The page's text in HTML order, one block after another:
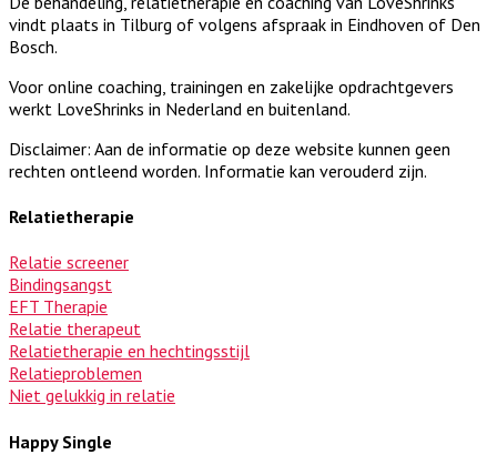
vindt plaats in Tilburg of volgens afspraak in Eindhoven of Den
Bosch.
Voor online coaching, trainingen en zakelijke opdrachtgevers
werkt LoveShrinks in Nederland en buitenland.
Disclaimer: Aan de informatie op deze website kunnen geen
rechten ontleend worden. Informatie kan verouderd zijn.
Relatietherapie
Relatie screener
Bindingsangst
EFT Therapie
Relatie therapeut
Relatietherapie en hechtingsstijl
Relatieproblemen
Niet gelukkig in relatie
Happy Single